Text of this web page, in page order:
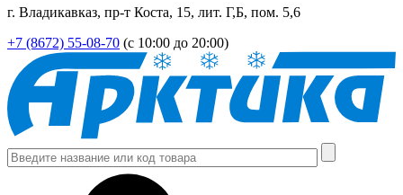
г. Владикавказ, пр-т Коста, 15, лит. Г,Б, пом. 5,6
+7 (8672) 55-08-70 (с 10:00 до 20:00)